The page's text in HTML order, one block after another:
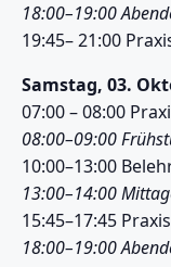
18:00–19:00
19:45– 21:00
Samstag, 03.
07:00 – 08:00
08:00–09:00
10:00–13:00
13:00–14:00
15:45–17:45
18:00–19:00